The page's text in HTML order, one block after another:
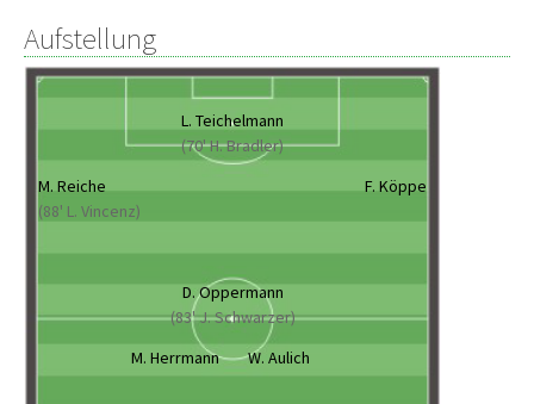
Aufstellung
L. Teichelmann
(70' H. Bradler)
M. Reiche
(88' L. Vincenz)
F. Köppe
D. Oppermann
(83' J. Schwarzer)
M. Herrmann
W. Aulich